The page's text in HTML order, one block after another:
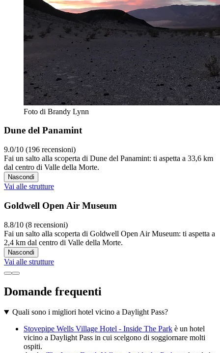
Foto di Brandy Lynn
Dune del Panamint
9.0/10 (196 recensioni)
Fai un salto alla scoperta di Dune del Panamint: ti aspetta a 33,6 km
dal centro di Valle della Morte.
Nascondi
Vai alle strutture
Goldwell Open Air Museum
8.8/10 (8 recensioni)
Fai un salto alla scoperta di Goldwell Open Air Museum: ti aspetta a
2,4 km dal centro di Valle della Morte.
Nascondi
Vai alle strutture
Domande frequenti
Quali sono i migliori hotel vicino a Daylight Pass?
Stovepipe Wells Village Hotel - Inside The Park è un hotel
vicino a Daylight Pass in cui scelgono di soggiornare molti
ospiti.